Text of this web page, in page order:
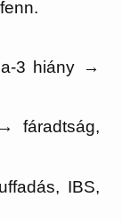
3 hiány →
fáradtság,
IBS,